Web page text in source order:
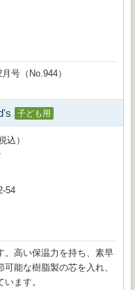
号（No.944）
子ども用
込）
54
。高い保温力を持ち、素早
能な樹脂製の芯を入れ、
ます。